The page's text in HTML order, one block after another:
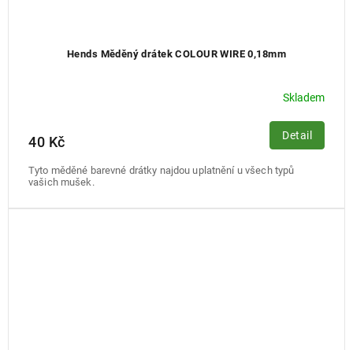
Hends Měděný drátek COLOUR WIRE 0,18mm
Skladem
40 Kč Detail
Tyto měděné barevné drátky najdou uplatnění u všech typů
vašich mušek.